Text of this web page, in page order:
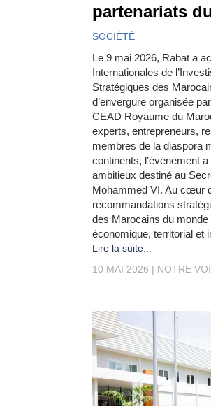
partenariats
SOCIÉTÉ
Le 9 mai 2026, Rabat a
Internationales de
Stratégiques des
d’envergure organisée
CEAD Royaume du
experts, entrepreneurs,
membres de la diaspora
continents, l’événement
ambitieux destiné au
Mohammed VI. Au cœur
recommandations
des Marocains du
économique, territorial et
Lire la suite...
10 MAI 2026
NOTRE